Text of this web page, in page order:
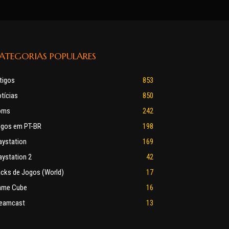
POPULARES
853
850
242
em PT-BR
198
169
2
42
de Jogos (World)
17
Cube
16
13